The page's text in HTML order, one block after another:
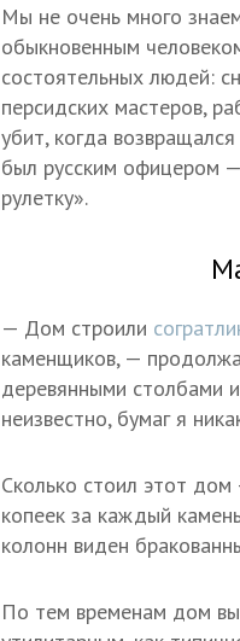
Мы не очень много
обыкновенным
состоятельных людей:
персидских мастеров,
убит, когда
был русским офицером —
рулетку».
— Дом строили
каменщиков, —
деревянными столбами
неизвестно, бумаг я
Сколько стоил этот
копеек за каждый
колонн виден
По тем временам дом